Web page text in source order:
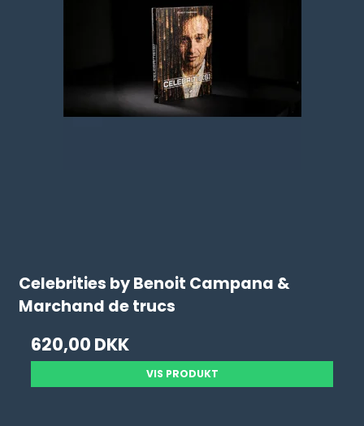
Celebrities by Benoit Campana &
Marchand de trucs
620,00 DKK
VIS PRODUKT